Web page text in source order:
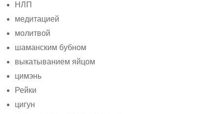
НЛП
медитацией
молитвой
шаманским бубном
выкатыванием яйцом
цимэнь
Рейки
цигун